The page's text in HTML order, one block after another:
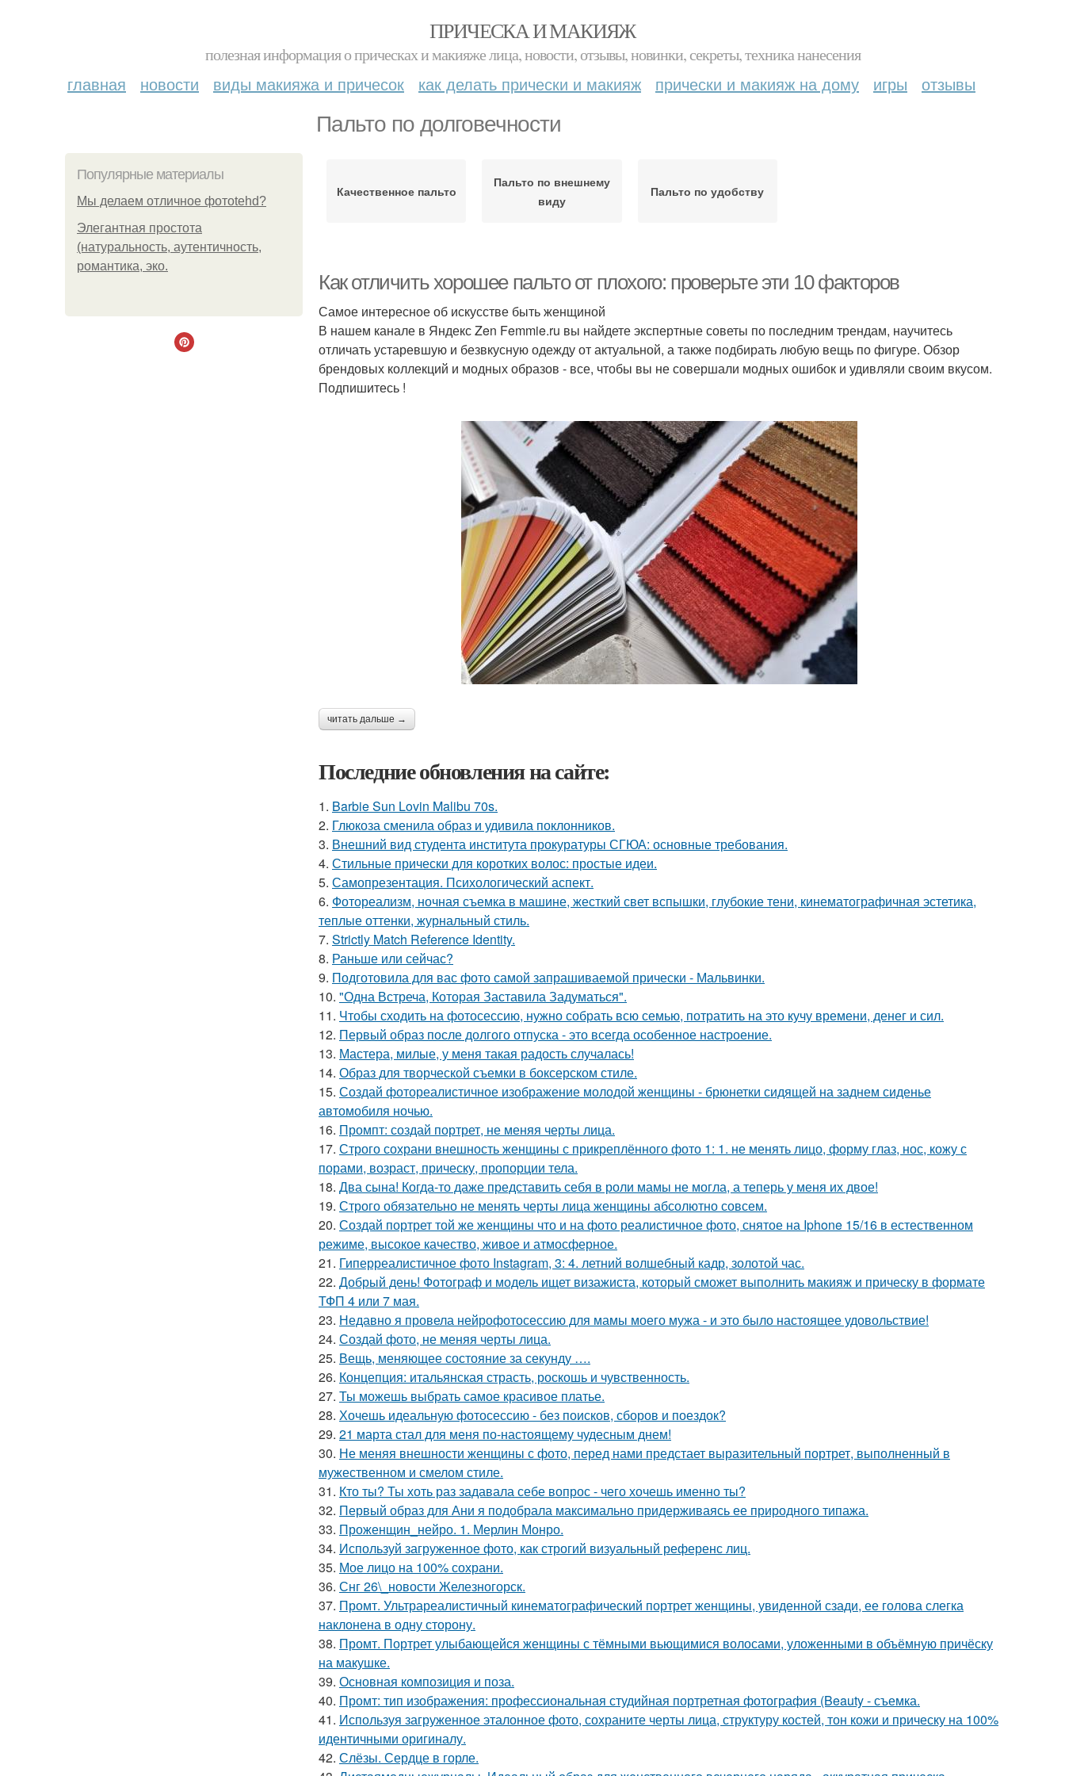
ПРИЧЕСКА И МАКИЯЖ
полезная информация о прическах и макияже лица, новости, отзывы, новинки, секреты, техника нанесения
главная новости виды макияжа и причесок как делать прически и макияж прически и макияж на дому игры отзывы
Пальто по долговечности
Популярные материалы
Мы делаем отличное фотоtehd?
Элегантная простота
(натуральность, аутентичность,
романтика, эко.
Качественное пальто
Пальто по внешнему
виду
Пальто по удобству
Как отличить хорошее пальто от плохого: проверьте эти 10 факторов
Самое интересное об искусстве быть женщиной
В нашем канале в Яндекс Zen Femmie.ru вы найдете экспертные советы по последним трендам, научитесь
отличать устаревшую и безвкусную одежду от актуальной, а также подбирать любую вещь по фигуре. Обзор
брендовых коллекций и модных образов - все, чтобы вы не совершали модных ошибок и удивляли своим вкусом.
Подпишитесь !
читать дальше →
Последние обновления на сайте:
1. Barbie Sun Lovin Malibu 70s.
2. Глюкоза сменила образ и удивила поклонников.
3. Внешний вид студента института прокуратуры СГЮА: основные требования.
4. Стильные прически для коротких волос: простые идеи.
5. Самопрезентация. Психологический аспект.
6. Фотореализм, ночная съемка в машине, жесткий свет вспышки, глубокие тени, кинематографичная эстетика,
теплые оттенки, журнальный стиль.
7. Strictly Match Reference Identity.
8. Раньше или сейчас?
9. Подготовила для вас фото самой запрашиваемой прически - Мальвинки.
10. "Одна Встреча, Которая Заставила Задуматься".
11. Чтобы сходить на фотосессию, нужно собрать всю семью, потратить на это кучу времени, денег и сил.
12. Первый образ после долгого отпуска - это всегда особенное настроение.
13. Мастера, милые, у меня такая радость случалась!
14. Образ для творческой съемки в боксерском стиле.
15. Создай фотореалистичное изображение молодой женщины - брюнетки сидящей на заднем сиденье
автомобиля ночью.
16. Промпт: создай портрет, не меняя черты лица.
17. Строго сохрани внешность женщины с прикреплённого фото 1: 1. не менять лицо, форму глаз, нос, кожу с
порами, возраст, прическу, пропорции тела.
18. Два сына! Когда-то даже представить себя в роли мамы не могла, а теперь у меня их двое!
19. Строго обязательно не менять черты лица женщины абсолютно совсем.
20. Создай портрет той же женщины что и на фото реалистичное фото, снятое на Iphone 15/16 в естественном
режиме, высокое качество, живое и атмосферное.
21. Гиперреалистичное фото Instagram, 3: 4. летний волшебный кадр, золотой час.
22. Добрый день! Фотограф и модель ищет визажиста, который сможет выполнить макияж и прическу в формате
ТФП 4 или 7 мая.
23. Недавно я провела нейрофотосессию для мамы моего мужа - и это было настоящее удовольствие!
24. Создай фото, не меняя черты лица.
25. Вещь, меняющее состояние за секунду ….
26. Концепция: итальянская страсть, роскошь и чувственность.
27. Ты можешь выбрать самое красивое платье.
28. Хочешь идеальную фотосессию - без поисков, сборов и поездок?
29. 21 марта стал для меня по-настоящему чудесным днем!
30. Не меняя внешности женщины с фото, перед нами предстает выразительный портрет, выполненный в
мужественном и смелом стиле.
31. Кто ты? Ты хоть раз задавала себе вопрос - чего хочешь именно ты?
32. Первый образ для Ани я подобрала максимально придерживаясь ее природного типажа.
33. Проженщин_нейро. 1. Мерлин Монро.
34. Используй загруженное фото, как строгий визуальный референс лиц.
35. Мое лицо на 100% сохрани.
36. Снг 26\_новости Железногорск.
37. Промт. Ультрареалистичный кинематографический портрет женщины, увиденной сзади, ее голова слегка
наклонена в одну сторону.
38. Промт. Портрет улыбающейся женщины с тёмными вьющимися волосами, уложенными в объёмную причёску
на макушке.
39. Основная композиция и поза.
40. Промт: тип изображения: профессиональная студийная портретная фотография (Beauty - съемка.
41. Используя загруженное эталонное фото, сохраните черты лица, структуру костей, тон кожи и прическу на 100%
идентичными оригиналу.
42. Слёзы. Сердце в горле.